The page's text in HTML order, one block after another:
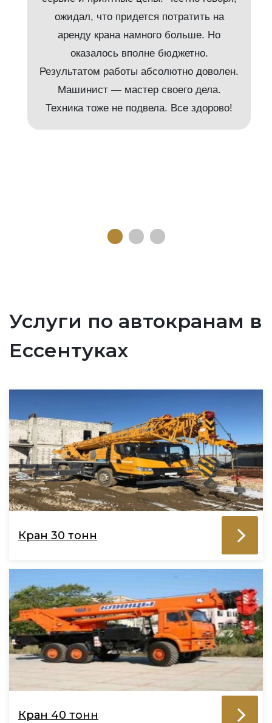
ожидал, что придется потратить на
аренду крана намного больше. Но
оказалось вполне бюджетно.
Результатом работы абсолютно доволен.
Машинист — мастер своего дела.
Техника тоже не подвела. Все здорово!
Услуги по автокранам в
Ессентуках
Кран 30 тонн
Кран 40 тонн